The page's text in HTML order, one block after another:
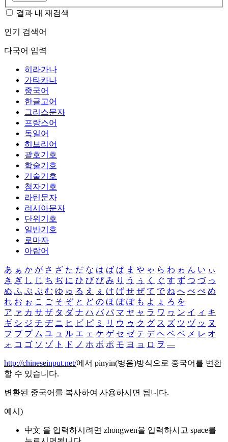
결과 내 재검색
인기 검색어
다국어 입력
히라가나
가타카나
중국어
한글고어
그리스문자
프랑스어
독일어
히브리어
괄호기호
학술기호
기술기호
첨자기호
라틴문자
러시아문자
단위기호
일반기호
로마자
아랍어
あ ぁ か が さ ざ た だ な は ば ぱ ま や ゃ ら わ ゎ ん い ぃ
き ぎ し じ ち ぢ に ひ び ぴ み り う ぅ く ぐ す ず つ づ っ
ぬ ふ ぶ ぷ む ゆ ゅ る え ぇ け げ せ ぜ て で ね へ べ ぺ め
れ お ぉ こ ご そ ぞ と ど の ほ ぼ ぽ も よ ょ ろ を
ア ァ カ サ ザ タ ダ ナ ハ バ パ マ ヤ ャ ラ ワ ヮ ン イ ィ キ
ギ シ ジ チ ヂ ニ ヒ ビ ピ ミ リ ウ ゥ ク グ ス ズ ツ ヅ ッ ヌ
フ ブ プ ム ユ ュ ル エ ェ ケ ゲ セ ゼ テ デ ヘ ベ ペ メ レ オ
ォ コ ゴ ソ ゾ ト ド ノ ホ ボ ポ モ ヨ ョ ロ ヲ ―
http://chineseinput.net/에서 pinyin(병음)방식으로 중국어를 변환
할 수 있습니다.
변환된 중국어를 복사하여 사용하시면 됩니다.
예시)
中文 을 입력하시려면 zhongwen을 입력하시고 space를